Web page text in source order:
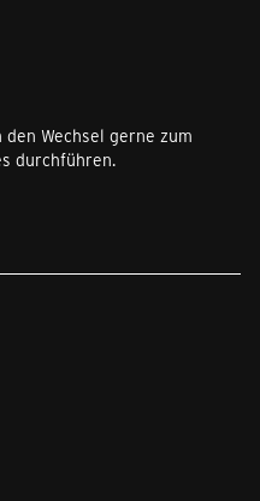
Wechsel gerne zum
durchführen.